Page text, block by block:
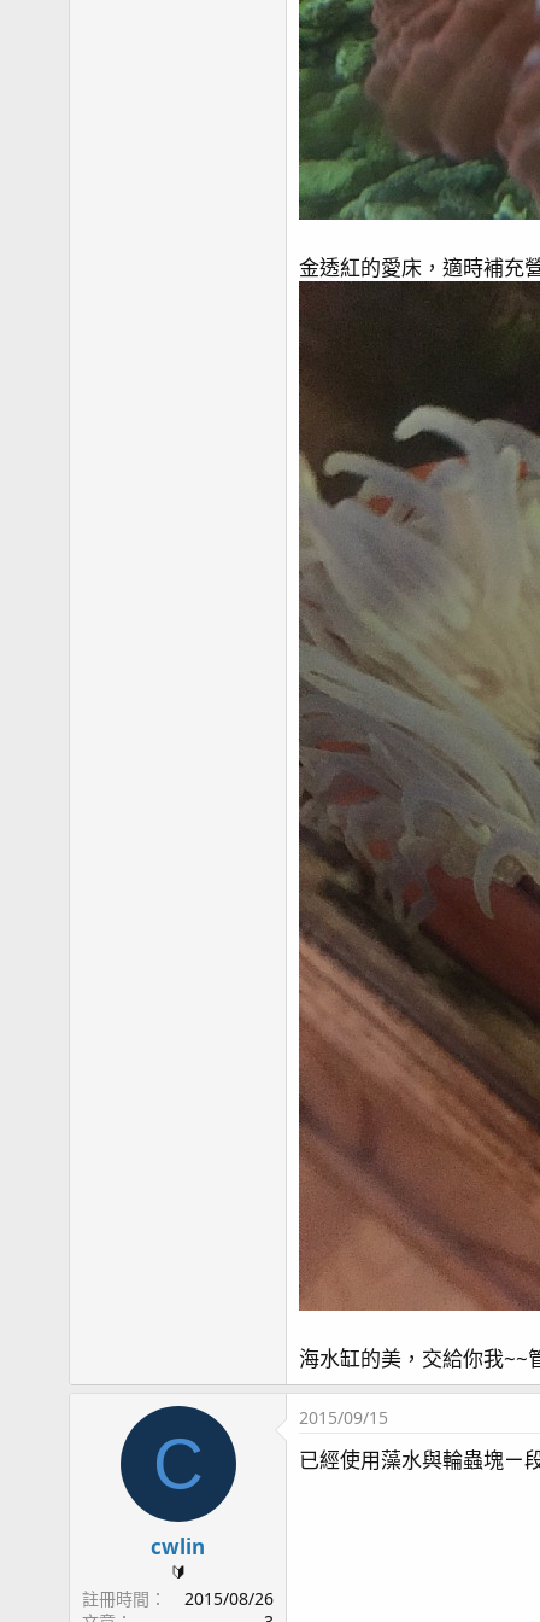
金透紅的愛床，適時補充
海水缸的美，交給你我~~
C
cwlin
🔰
註冊時間
2015/08/26
2015/09/15
已經使用藻水與輪蟲塊ㄧ